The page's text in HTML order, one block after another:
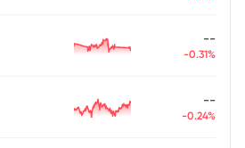
--
-0.31%
--
-0.24%